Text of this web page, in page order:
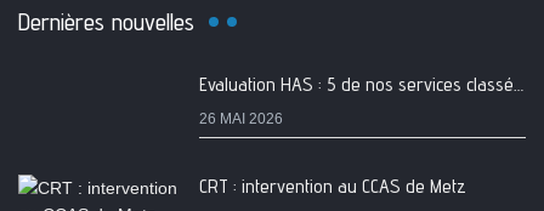
Dernières nouvelles
Evaluation HAS : 5 de nos services classés A
26 MAI 2026
CRT : intervention au CCAS de Metz